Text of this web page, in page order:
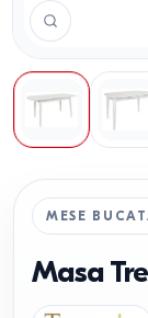
MESE
Masa